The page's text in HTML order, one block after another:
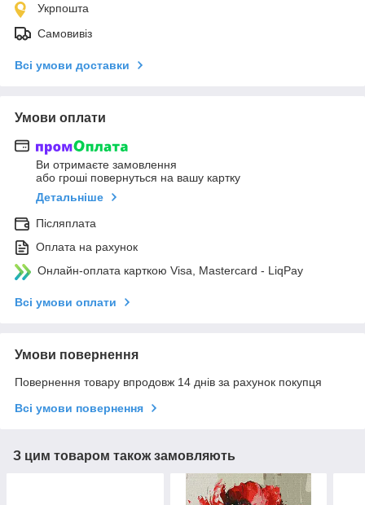
Укрпошта
Самовивіз
Всі умови доставки
Умови оплати
Ви отримаєте замовлення
або гроші повернуться на вашу картку
Детальніше
Післяплата
Оплата на рахунок
Онлайн-оплата карткою Visa, Mastercard - LiqPay
Всі умови оплати
Умови повернення
Повернення товару впродовж 14 днів за рахунок покупця
Всі умови повернення
З цим товаром також замовляють